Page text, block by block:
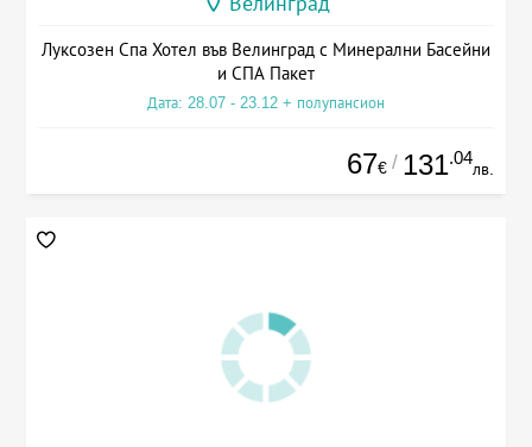
Луксозен Спа Хотел във Велинград с Минерални Басейни
и СПА Пакет
Дата: 28.07 - 23.12 + полупансион
67€ / 131.04
лв.